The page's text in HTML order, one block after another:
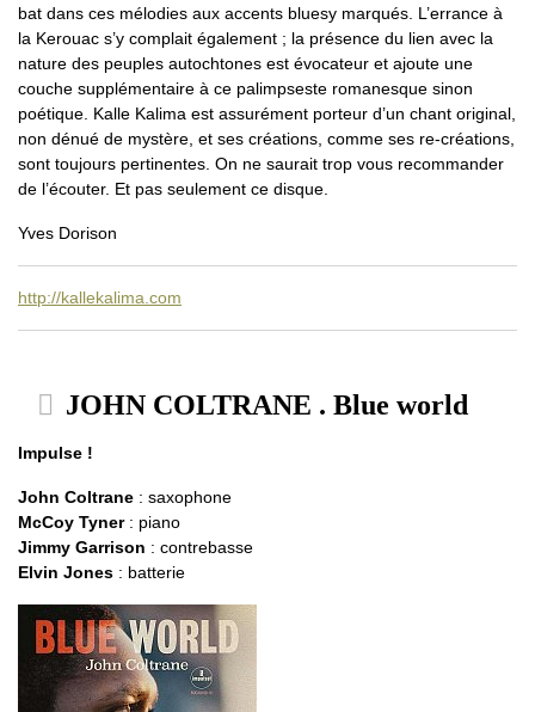
bat dans ces mélodies aux accents bluesy marqués. L’errance à
la Kerouac s’y complait également ; la présence du lien avec la
nature des peuples autochtones est évocateur et ajoute une
couche supplémentaire à ce palimpseste romanesque sinon
poétique. Kalle Kalima est assurément porteur d’un chant original,
non dénué de mystère, et ses créations, comme ses re-créations,
sont toujours pertinentes. On ne saurait trop vous recommander
de l’écouter. Et pas seulement ce disque.
Yves Dorison
http://kallekalima.com
JOHN COLTRANE . Blue world
Impulse !
John Coltrane : saxophone
McCoy Tyner: piano
Jimmy Garrison : contrebasse
Elvin Jones : batterie